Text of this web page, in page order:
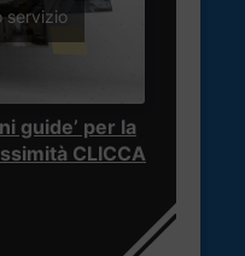
servizio
guide’ per la
CLICCA